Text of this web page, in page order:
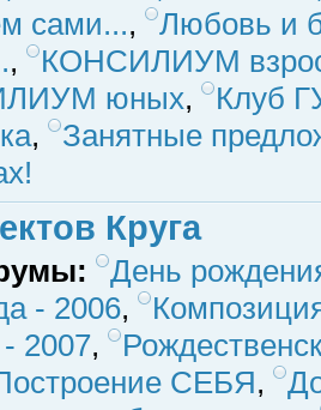
сами...,
Любовь и
,
КОНСИЛИУМ
юных,
Клуб
,
Занятные
Круга
День
- 2006,
2007,
СЕБЯ,